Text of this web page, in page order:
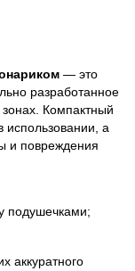
— это
разработанное
Компактный
а
и повреждения
подушечками;
аккуратного